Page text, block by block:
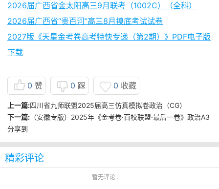
2026届广西省金太阳高三9月联考（1002C）（全科）
2026届广西省“贵百河”高三8月摸底考试试卷
2027版《天星金考卷高考特快专递（第2期）》PDF电子版
下载
0 赞 0 踩 0 收藏
上一篇:四川省九师联盟2025届高三仿真模拟卷政治（CG）
下一篇: （安徽专版）2025年《金考卷·百校联盟·最后一卷》政治A3
分享到
精彩评论
暂无评论...